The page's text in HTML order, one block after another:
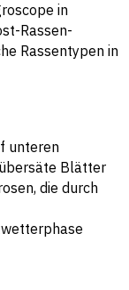
in
Rassen-
Rassentypen in
unteren
Blätter
die durch